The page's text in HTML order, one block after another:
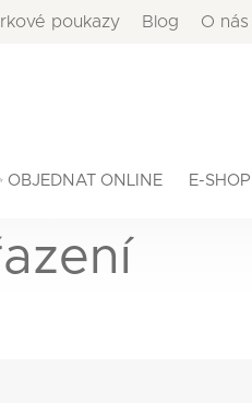
poukazy Blog O nás
OBJEDNAT ONLINE E-SHOP